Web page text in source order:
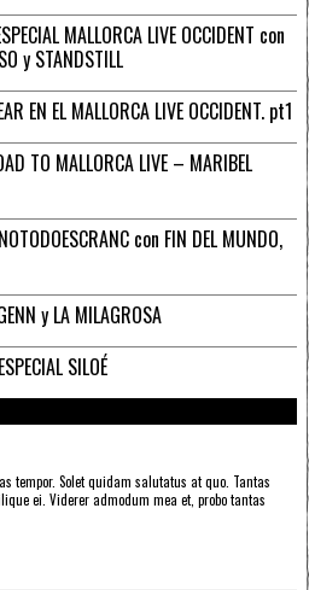
MALLORCA LIVE OCCIDENT con
y STANDSTILL
EN EL MALLORCA LIVE OCCIDENT. pt1
TO MALLORCA LIVE – MARIBEL
con FIN DEL MUNDO,
y LA MILAGROSA
SILOÉ
tempor. Solet quidam salutatus at quo. Tantas
ei. Viderer admodum mea et, probo tantas